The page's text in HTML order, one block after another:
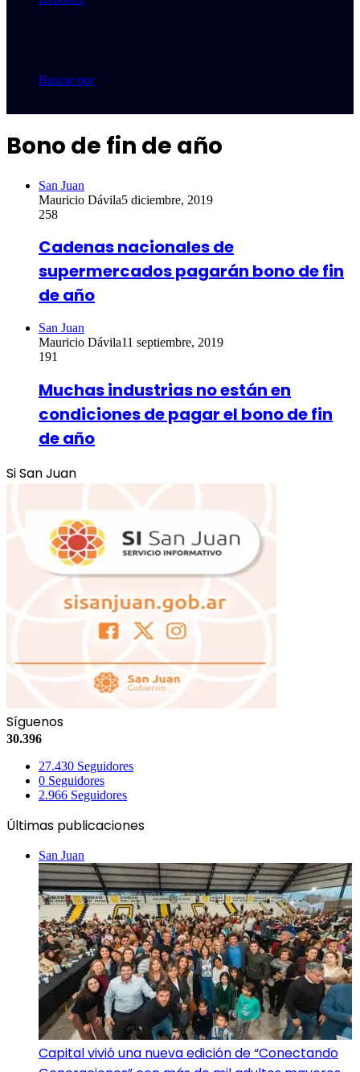
Buscar por
Bono de fin de año
San Juan
Mauricio Dávila5 diciembre, 2019
258
Cadenas nacionales de
supermercados pagarán bono de fin
de año
San Juan
Mauricio Dávila11 septiembre, 2019
191
Muchas industrias no están en
condiciones de pagar el bono de fin
de año
Si San Juan
Síguenos
30.396
27.430 Seguidores
0 Seguidores
2.966 Seguidores
Últimas publicaciones
San Juan
Capital vivió una nueva edición de “Conectando